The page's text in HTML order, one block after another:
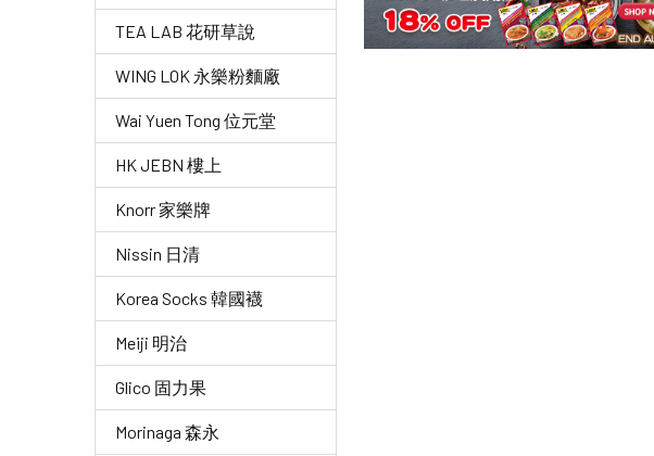
TEA LAB 花研草說
WING LOK 永樂粉麵廠
Wai Yuen Tong 位元堂
HK JEBN 樓上
Knorr 家樂牌
Nissin 日清
Korea Socks 韓國襪
Meiji 明治
Glico 固力果
Morinaga 森永